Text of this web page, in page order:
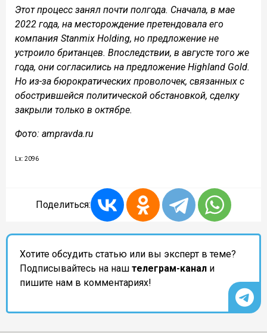
Этот процесс занял почти полгода. Сначала, в мае
2022 года, на месторождение претендовала его
компания Stanmix Holding, но предложение не
устроило британцев. Впоследствии, в августе того же
года, они согласились на предложение Highland Gold.
Но из-за бюрократических проволочек, связанных с
обострившейся политической обстановкой, сделку
закрыли только в октябре.
Фото: ampravda.ru
Lx: 2096
Поделиться:
Хотите обсудить статью или вы эксперт в теме?
Подписывайтесь на наш телеграм-канал и
пишите нам в комментариях!